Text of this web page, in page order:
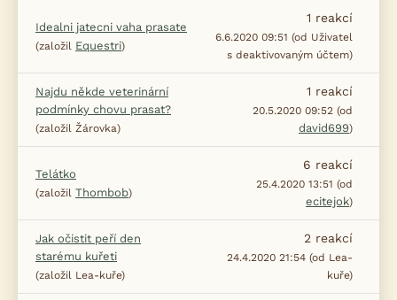
Idealni jatecni vaha prasate
(založil Equestri)
1 reakcí
6.6.2020 09:51 (od Uživatel
s deaktivovaným účtem)
Najdu někde veterinární
podmínky chovu prasat?
(založil Žárovka)
1 reakcí
20.5.2020 09:52 (od
david699)
Telátko
(založil Thombob)
6 reakcí
25.4.2020 13:51 (od
ecitejok)
Jak očistit peří den
starému kuřeti
(založil Lea-kuře)
2 reakcí
24.4.2020 21:54 (od Lea-
kuře)